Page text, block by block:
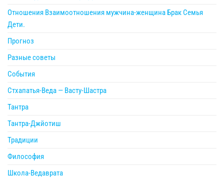
Отношения Взаимоотношения мужчина-женщина Брак Семья
Дети.
Прогноз
Разные советы
События
Стхапатья-Веда — Васту-Шастра
Тантра
Тантра-Джйотиш
Традиции
Философия
Школа-Ведаврата